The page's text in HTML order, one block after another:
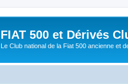
FIAT 500 et Dérivés
Le Club national de la Fiat 500 ancienne et